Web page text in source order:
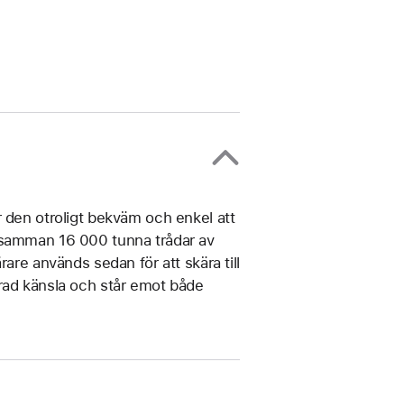
otroligt bekväm och enkel att
16 000 tunna trådar av
används sedan för att skära till
känsla och står emot både